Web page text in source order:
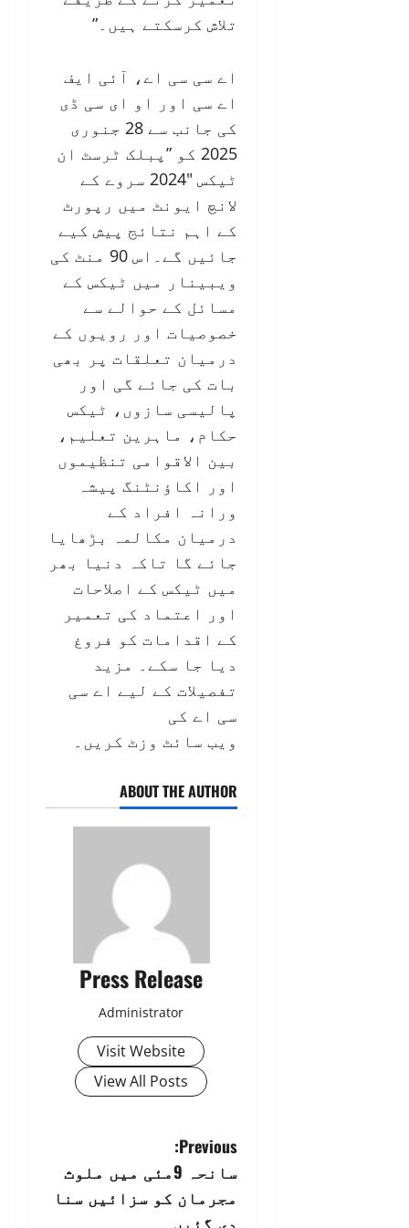
تلاش کرسکتے ہیں۔”
اے سی سی اے، آئی ایف
اے سی اور او ای سی ڈی
کی جانب سے 28 جنوری
2025 کو ”پبلک ٹرسٹ ان
ٹیکس "2024 سروے کے
لانچ ایونٹ میں رپورٹ
کے اہم نتائج پیش کیے
جائیں گے۔اس 90 منٹ کی
ویبینار میں ٹیکس کے
مسائل کے حوالے سے
خصوصیات اور رویوں کے
درمیان تعلقات پر بھی
بات کی جائے گی اور
پالیسی سازوں، ٹیکس
حکام، ماہرین تعلیم،
بین الاقوامی تنظیموں
اور اکاؤنٹنگ پیشہ
ورانہ افراد کے
درمیان مکالمہ بڑھایا
جائے گا تاکہ دنیا بھر
میں ٹیکس کے اصلاحات
اور اعتماد کی تعمیر
کے اقدامات کو فروغ
دیا جا سکے۔ مزید
تفصیلات کے لیے اے سی
سی اے کی
ویب سائٹ وزٹ کریں۔
ABOUT THE AUTHOR
Press Release
Administrator
Visit Website
View All Posts
P
o
Previous:
سانحہ 9مئی میں ملوث
مجرمان کو سزائیں سنا
دی گئیں